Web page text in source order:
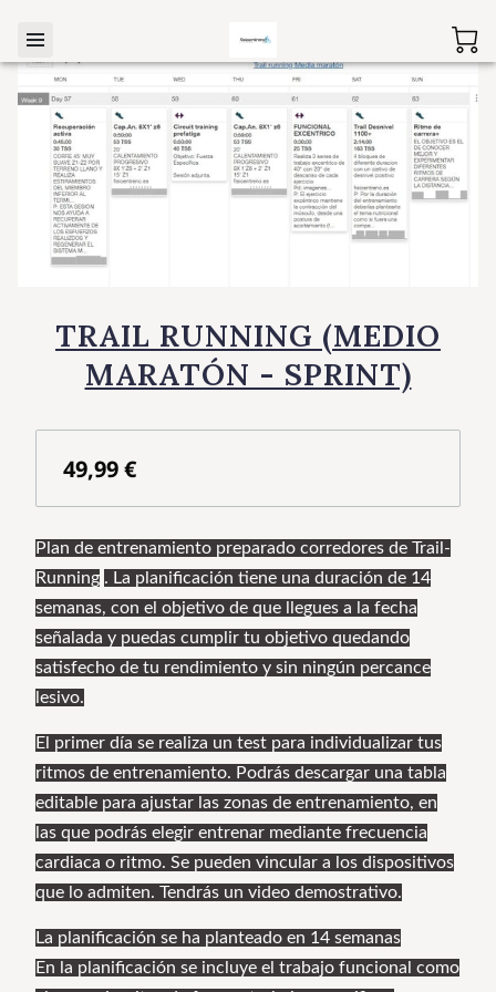
TRAIL RUNNING (MEDIO
MARATÓN - SPRINT)
49,99 €
Plan de entrenamiento preparado corredores de Trail-
Running . La planificación tiene una duración de 14
semanas, con el objetivo de que llegues a la fecha
señalada y puedas cumplir tu objetivo quedando
satisfecho de tu rendimiento y sin ningún percance
lesivo.
El primer día se realiza un test para individualizar tus
ritmos de entrenamiento. Podrás descargar una tabla
editable para ajustar las zonas de entrenamiento, en
las que podrás elegir entrenar mediante frecuencia
cardiaca o ritmo. Se pueden vincular a los dispositivos
que lo admiten. Tendrás un video demostrativo.
La planificación se ha planteado en 14 semanas
En la planificación se incluye el trabajo funcional como